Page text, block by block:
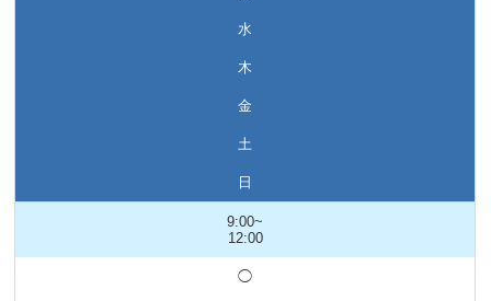
水
木
金
土
日
9:00~
12:00
◯